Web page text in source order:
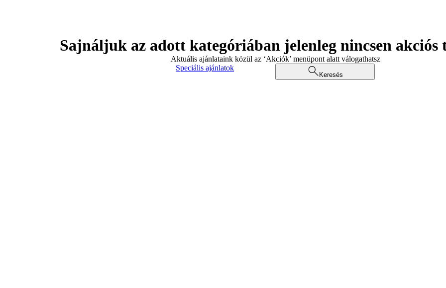
Sajnáljuk az adott kategóriában jelenleg nincsen akciós
Aktuális ajánlataink közül az ‘Akciók’ menüpont alatt válogathatsz
Speciális ajánlatok
Keresés